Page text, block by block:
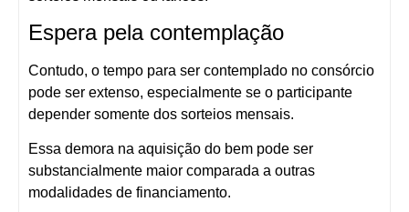
Espera pela contemplação
Contudo, o tempo para ser contemplado no consórcio
pode ser extenso, especialmente se o participante
depender somente dos sorteios mensais.
Essa demora na aquisição do bem pode ser
substancialmente maior comparada a outras
modalidades de financiamento.